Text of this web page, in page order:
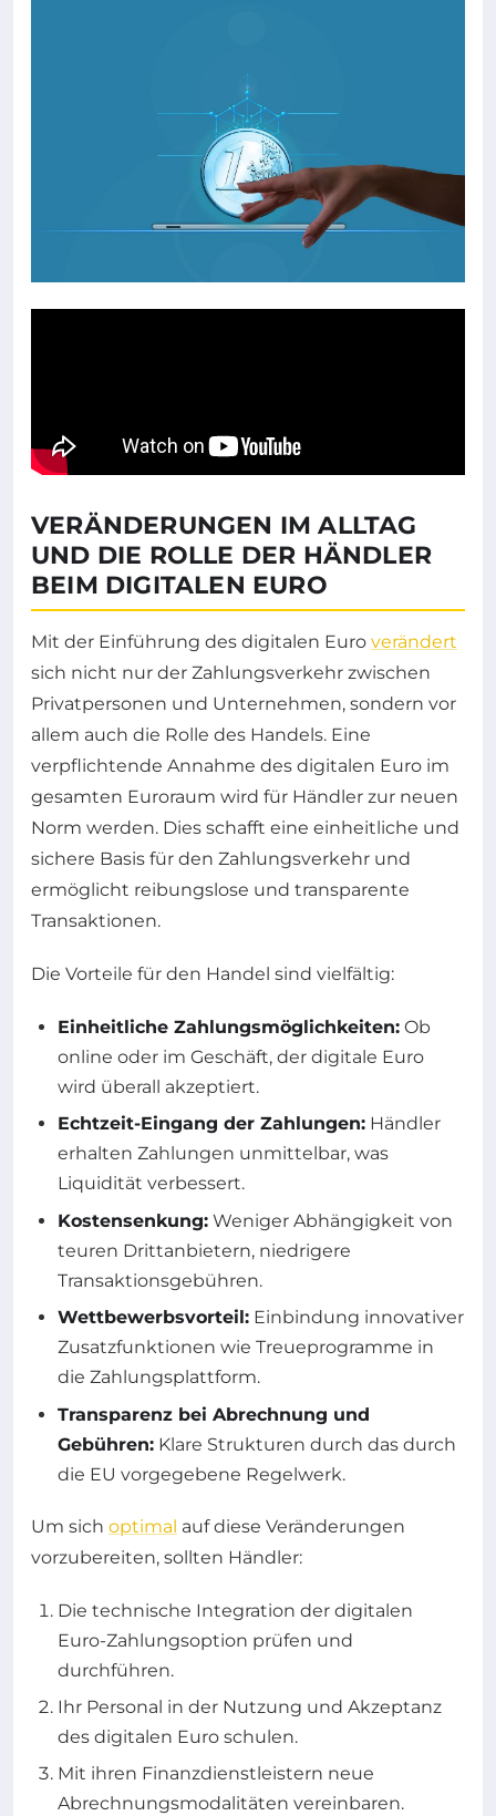
VERÄNDERUNGEN IM ALLTAG
UND DIE ROLLE DER HÄNDLER
BEIM DIGITALEN EURO
Mit der Einführung des digitalen Euro verändert
sich nicht nur der Zahlungsverkehr zwischen
Privatpersonen und Unternehmen, sondern vor
allem auch die Rolle des Handels. Eine
verpflichtende Annahme des digitalen Euro im
gesamten Euroraum wird für Händler zur neuen
Norm werden. Dies schafft eine einheitliche und
sichere Basis für den Zahlungsverkehr und
ermöglicht reibungslose und transparente
Transaktionen.
Die Vorteile für den Handel sind vielfältig:
Einheitliche Zahlungsmöglichkeiten: Ob
online oder im Geschäft, der digitale Euro
wird überall akzeptiert.
Echtzeit-Eingang der Zahlungen: Händler
erhalten Zahlungen unmittelbar, was
Liquidität verbessert.
Kostensenkung: Weniger Abhängigkeit von
teuren Drittanbietern, niedrigere
Transaktionsgebühren.
Wettbewerbsvorteil: Einbindung innovativer
Zusatzfunktionen wie Treueprogramme in
die Zahlungsplattform.
Transparenz bei Abrechnung und
Gebühren: Klare Strukturen durch das durch
die EU vorgegebene Regelwerk.
Um sich optimal auf diese Veränderungen
vorzubereiten, sollten Händler:
Die technische Integration der digitalen
Euro-Zahlungsoption prüfen und
durchführen.
Ihr Personal in der Nutzung und Akzeptanz
des digitalen Euro schulen.
Mit ihren Finanzdienstleistern neue
Abrechnungsmodalitäten vereinbaren.